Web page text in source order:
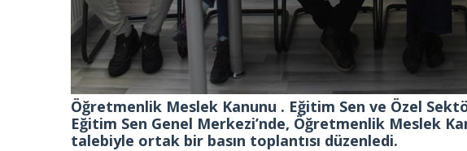
Öğretmenlik Meslek Kanunu . Eğitim Sen ve Özel
Eğitim Sen Genel Merkezi’nde, Öğretmenlik Meslek
talebiyle ortak bir basın toplantısı düzenledi.